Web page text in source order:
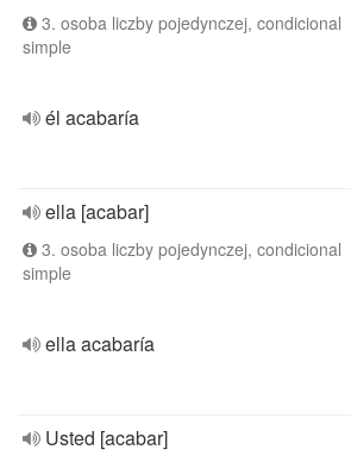
3. osoba liczby pojedynczej, condicional
simple
él acabaría
ella [acabar]
3. osoba liczby pojedynczej, condicional
simple
ella acabaría
Usted [acabar]